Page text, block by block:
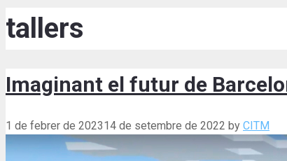
tallers
Imaginant el futur de
1 de febrer de 202314 de setembre de 2022 by CITM